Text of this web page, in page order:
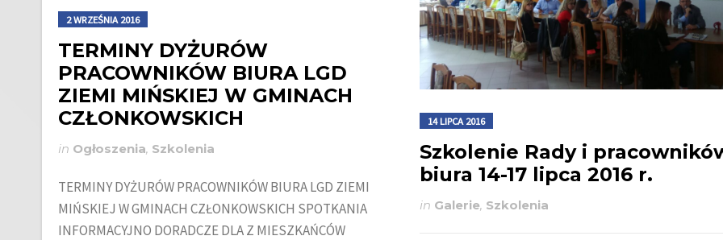
2 WRZEŚNIA 2016
TERMINY DYŻURÓW
PRACOWNIKÓW BIURA LGD
ZIEMI MIŃSKIEJ W GMINACH
CZŁONKOWSKICH
in Ogłoszenia, Szkolenia
TERMINY DYŻURÓW PRACOWNIKÓW BIURA LGD ZIEMI
MIŃSKIEJ W GMINACH CZŁONKOWSKICH SPOTKANIA
INFORMACYJNO DORADCZE DLA Z MIESZKAŃCÓW
14 LIPCA 2016
Szkolenie Rady i
biura 14-17 lipca 2016 r.
in Galerie, Szkolenia